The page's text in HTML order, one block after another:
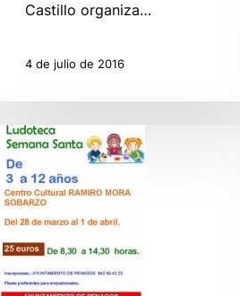
Castillo organiza…
4 de julio de 2016
Ludoteca
de
Semana
Santa
en
Penagos